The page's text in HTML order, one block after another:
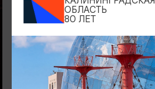
РЕСТОРАНЫ
ОБЛАСТЬ
80 ЛЕТ